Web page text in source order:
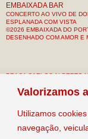
Valorizamos
Utilizamos
navegação,
EMBAIXADA BAR
CONCERTO AO VIVO DE
ESPLANADA COM VISTA
©2026 EMBAIXADA DO
DESENHADO COM AMOR E
PRAÇA CARLOS ALBERTO
PORTO, PORTUGAL
CONTACTO: +351 912 133
EMAIL: